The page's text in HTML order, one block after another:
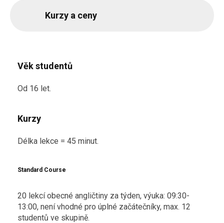
Kurzy a ceny
Věk studentů
Od 16 let.
Kurzy
Délka lekce = 45 minut.
Standard Course
20 lekcí obecné angličtiny za týden, výuka: 09:30-
13:00, není vhodné pro úplné začátečníky, max. 12
studentů ve skupině.